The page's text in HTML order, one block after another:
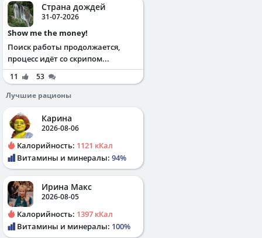
Страна дождей
31-07-2026
Show me the money!
Поиск работы продолжается,
процесс идёт со скрипом...
11
53
Лучшие рационы
Карина
2026-08-06
Калорийность: 1121 кКал
Витамины и минералы: 94%
Ирина Макс
2026-08-05
Калорийность: 1397 кКал
Витамины и минералы: 100%